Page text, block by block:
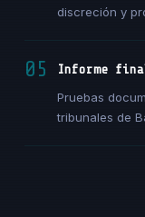
discreción y
05
Informe
Pruebas
tribunales de